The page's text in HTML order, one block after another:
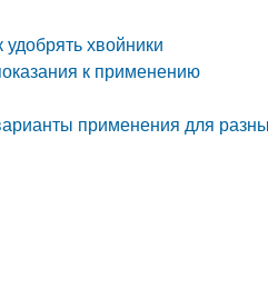
хвойники
к применению
применения для